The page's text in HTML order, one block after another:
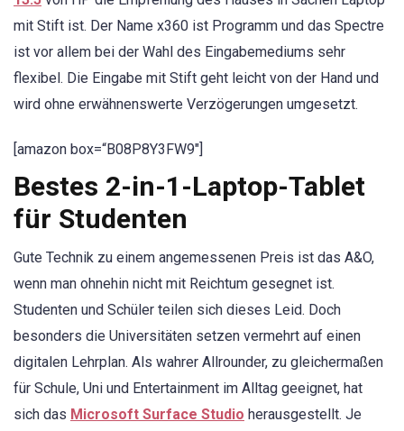
mit Stift ist. Der Name x360 ist Programm und das Spectre
ist vor allem bei der Wahl des Eingabemediums sehr
flexibel. Die Eingabe mit Stift geht leicht von der Hand und
wird ohne erwähnenswerte Verzögerungen umgesetzt.
[amazon box=“B08P8Y3FW9″]
Bestes 2-in-1-Laptop-Tablet
für Studenten
Gute Technik zu einem angemessenen Preis ist das A&O,
wenn man ohnehin nicht mit Reichtum gesegnet ist.
Studenten und Schüler teilen sich dieses Leid. Doch
besonders die Universitäten setzen vermehrt auf einen
digitalen Lehrplan. Als wahrer Allrounder, zu gleichermaßen
für Schule, Uni und Entertainment im Alltag geeignet, hat
sich das Microsoft Surface Studio herausgestellt. Je